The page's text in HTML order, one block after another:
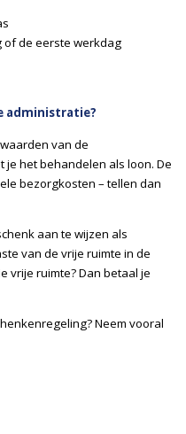
of de eerste werkdag
administratie?
van de
het behandelen als loon. De
bezorgkosten – tellen dan
aan te wijzen als
van de vrije ruimte in de
vrije ruimte? Dan betaal je
Neem vooral